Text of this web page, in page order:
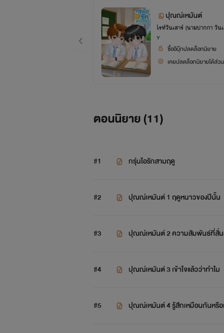
ปุณณ์เหมันต์
ไรท์วันเสาร์ (นามปากกา วัน
Y
ซื้ออีบุ๊กปลดล็อกนิยาย
เคยปลดล็อกนิยายได้ส่ว
ตอนนิยาย (11)
#1 กรุ่นไอรักสามฤดู
#2 ปุณณ์เหมันต์ 1 ฤดูหนาวของปีนั้น
#3 ปุณณ์เหมันต์ 2 ความสัมพันธ์ที่สั่
#4 ปุณณ์เหมันต์ 3 เข้าใจแล้วว่าทำไม
#5 ปุณณ์เหมันต์ 4 รู้สึกเหมือนกันหรือ